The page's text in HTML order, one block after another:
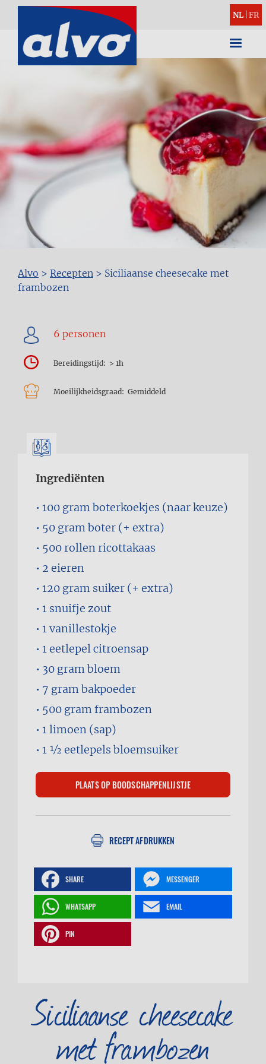
NL FR
Kruimelpad
Alvo > Recepten > Siciliaanse cheesecake met
frambozen
Bereidingstijd > 1h
Moeilijkheidsgraad Gemiddeld
Ingrediënten
100 gramboterkoekjes (naar keuze)
50 gramboter (+ extra)
500 rollen ricottakaas
2 eieren
120 gram suiker (+ extra)
1 snuifje zout
1vanillestokje
1 eetlepelcitroensap
30 grambloem
7 grambakpoeder
500 gramframbozen
1limoen (sap)
1 1⁄2 eetlepels bloemsuiker
RECEPT AFDRUKKEN
SHARE MESSENGER
WHATSAPP EMAIL
PIN
Siciliaanse cheesecake
met frambozen